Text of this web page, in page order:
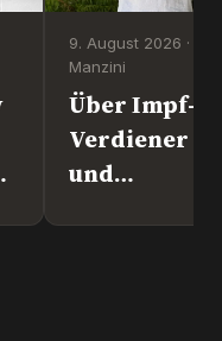
9. August 2026 ·
Manzini
Über Impf-
Verdiener
und